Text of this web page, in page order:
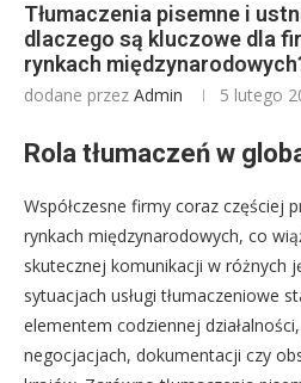
Tłumaczenia pisemne i
dlaczego są kluczowe dla
rynkach
dodane przez Admin 5 lutego
Rola tłumaczeń w
Współczesne firmy coraz częściej
rynkach międzynarodowych, co
skutecznej komunikacji w różnych
sytuacjach usługi tłumaczeniowe
elementem codziennej
negocjacjach, dokumentacji czy